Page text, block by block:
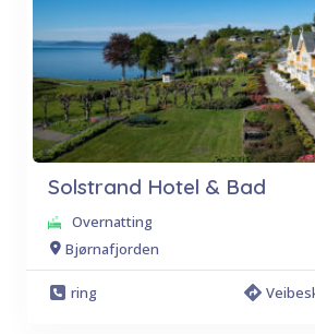
Solstrand Hotel & Bad
Overnatting
Bjørnafjorden
ring